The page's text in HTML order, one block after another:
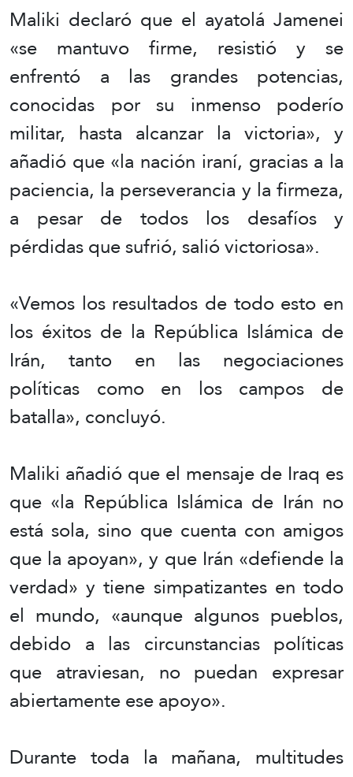
Maliki declaró que el ayatolá Jamenei
«se mantuvo firme, resistió y se
enfrentó a las grandes potencias,
conocidas por su inmenso poderío
militar, hasta alcanzar la victoria», y
añadió que «la nación iraní, gracias a la
paciencia, la perseverancia y la firmeza,
a pesar de todos los desafíos y
pérdidas que sufrió, salió victoriosa».
«Vemos los resultados de todo esto en
los éxitos de la República Islámica de
Irán, tanto en las negociaciones
políticas como en los campos de
batalla», concluyó.
Maliki añadió que el mensaje de Iraq es
que «la República Islámica de Irán no
está sola, sino que cuenta con amigos
que la apoyan», y que Irán «defiende la
verdad» y tiene simpatizantes en todo
el mundo, «aunque algunos pueblos,
debido a las circunstancias políticas
que atraviesan, no puedan expresar
abiertamente ese apoyo».
Durante toda la mañana, multitudes